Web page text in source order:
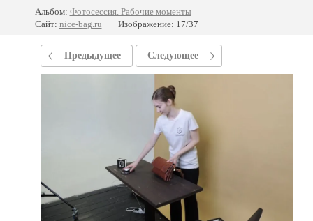
Альбом: Фотосессия. Рабочие моменты
Сайт: nice-bag.ru Изображение: 17/37
Предыдущее Следующее